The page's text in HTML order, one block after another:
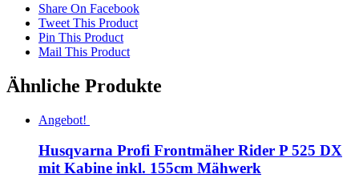
Share On Facebook
Tweet This Product
Pin This Product
Mail This Product
Ähnliche Produkte
Angebot!
Husqvarna Profi Frontmäher Rider P 525 DX
mit Kabine inkl. 155cm Mähwerk